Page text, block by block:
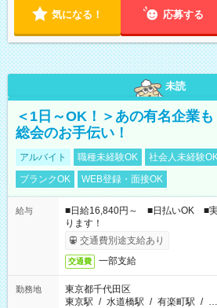
気になる！ 応募する
未読
＜1日～OK！＞あの有名企業
総会のお手伝い！
アルバイト 職種未経験OK 社会人未経験
ブランクOK
WEB登録・面接OK
給与
■日給16,840円～ ■日払いOK ■実
ります！
交通費別途支給あり
交通費 一部支給
勤務地
東京都千代田区
東京駅 / 水道橋駅 / 有楽町駅 / …